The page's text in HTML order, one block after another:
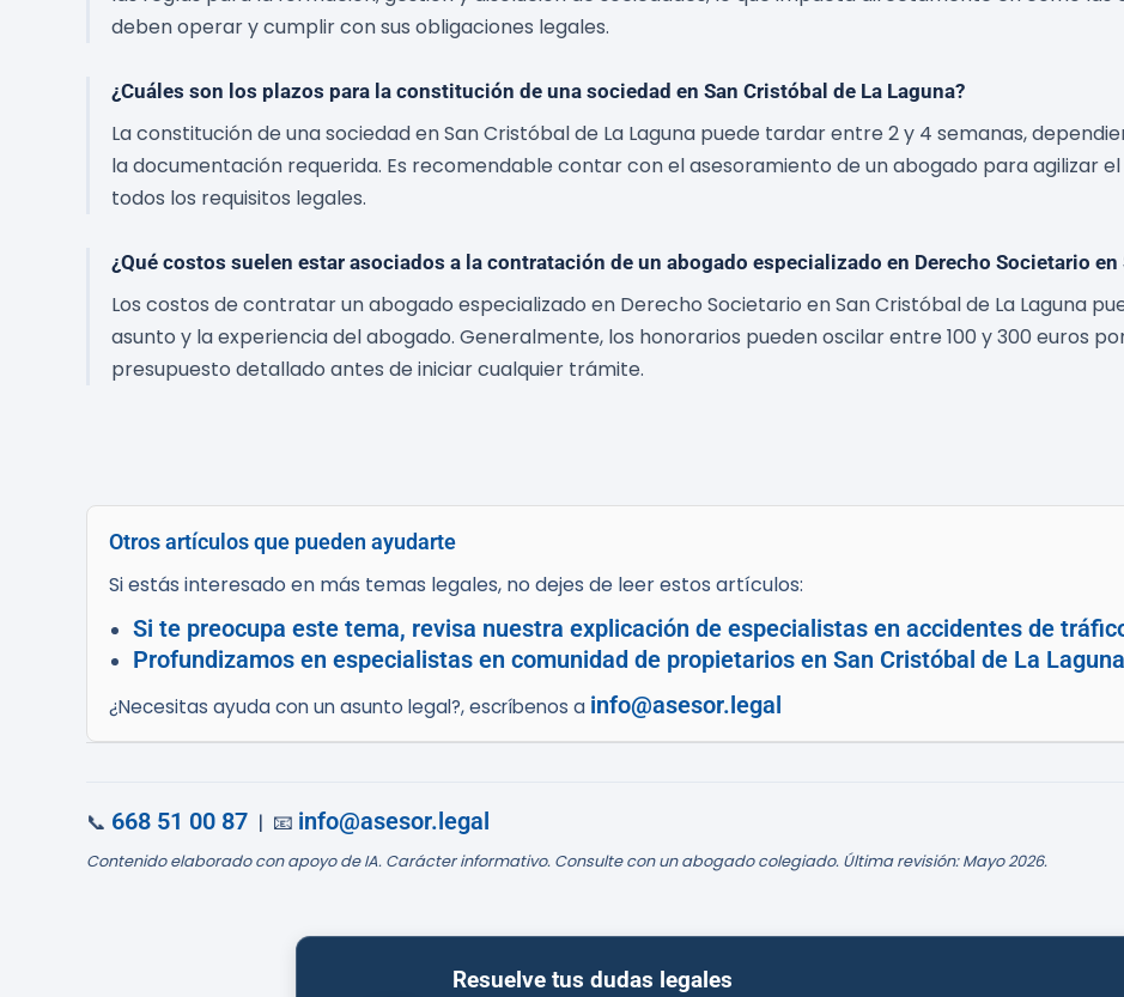
deben operar y cumplir con sus obligaciones legales.
¿Cuáles son los plazos para la constitución de una sociedad en San Cristóbal de La Laguna?
La constitución de una sociedad en San Cristóbal de La Laguna puede tardar entre 2 y 4 semanas,
la documentación requerida. Es recomendable contar con el asesoramiento de un abogado para agilizar
todos los requisitos legales.
¿Qué costos suelen estar asociados a la contratación de un abogado especializado en Derecho Societario en
Los costos de contratar un abogado especializado en Derecho Societario en San Cristóbal de La Laguna
asunto y la experiencia del abogado. Generalmente, los honorarios pueden oscilar entre 100 y 300 euros
presupuesto detallado antes de iniciar cualquier trámite.
Otros artículos que pueden ayudarte
Si estás interesado en más temas legales, no dejes de leer estos artículos:
Si te preocupa este tema, revisa nuestra explicación de especialistas en accidentes de
Profundizamos en especialistas en comunidad de propietarios en San Cristóbal de La
¿Necesitas ayuda con un asunto legal?, escríbenos a info@asesor.legal
📞 668 51 00 87 | 📧 info@asesor.legal
Contenido elaborado con apoyo de IA. Carácter informativo. Consulte con un abogado colegiado. Última revisión: Mayo 2026.
Resuelve tus dudas legales